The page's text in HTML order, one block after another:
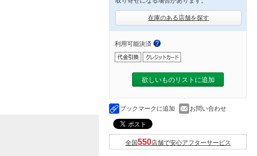
在庫のある店舗を探す
利用可能決済
欲しいものリストに追加
ブックマークに追加 お問い合わせ
全国 店舗で安心アフターサービス